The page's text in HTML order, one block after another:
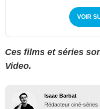
VOIR
Ces films et séries
Video.
Isaac Barbat
Rédacteur ciné-séries